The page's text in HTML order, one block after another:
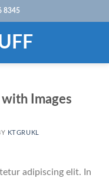
8345
Images
KTGRUKL
adipiscing elit. In